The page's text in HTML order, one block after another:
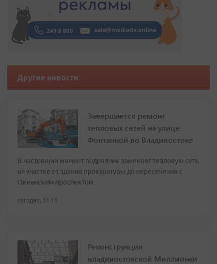
Другие новости
Завершается ремонт
тепловых сетей на улице
Фонтанной во Владивостоке
В настоящий момент подрядчик заменяет тепловую сеть
на участке от здания прокуратуры до пересечения с
Океанским проспектом
сегодня, 11:11
Реконструкция
владивостокской Миллионки